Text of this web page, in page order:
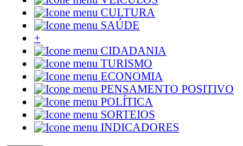
CULTURA
SAÚDE
+
CIDADANIA
TURISMO
ECONOMIA
PENSAMENTO POSITIVO
POLÍTICA
SORTEIOS
INDICADORES